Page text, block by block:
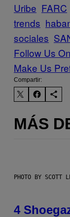
Uribe FARC
trends
sociales
Follow Us
Make Us
Compartir:
MÁS
PHOTO BY SCOTT
4